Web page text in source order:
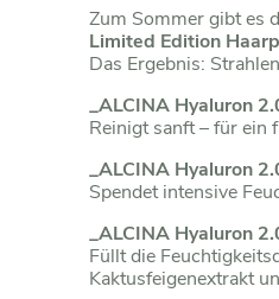
Zum Sommer gibt es
Limited Edition
Das Ergebnis:
_ALCINA Hyaluron
Reinigt sanft – für ein
_ALCINA Hyaluron
Spendet intensive
_ALCINA Hyaluron
Füllt die
Kaktusfeigenextrakt